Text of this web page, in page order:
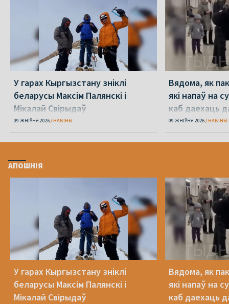
У гарах Кыргызстану зніклі
беларусы Максім Палянскі і
Мікалай Свірыдаў
09 ЖНІЎНЯ 2026 НАВІНЫ
Вядома, як
які напаў на
каб даехаць
09 ЖНІЎНЯ 2026 НАВІНЫ
АПОШНІЯ
У гарах Кыргызстану зніклі
беларусы Максім Палянскі і
Мікалай Свірыдаў
Вядома, як
які напаў на
каб даехаць